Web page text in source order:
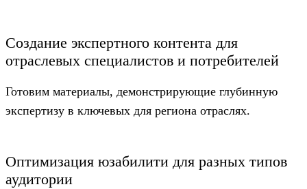
Создание экспертного контента для
отраслевых специалистов и потребителей
Готовим материалы, демонстрирующие глубинную
экспертизу в ключевых для региона отраслях.
Оптимизация юзабилити для разных типов
аудитории